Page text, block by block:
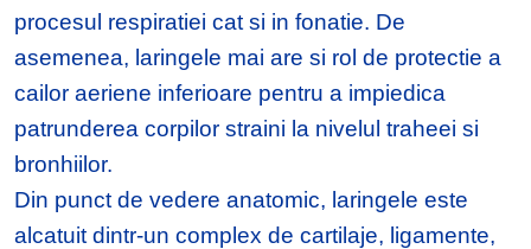
procesul respiratiei cat si in fonatie. De
asemenea, laringele mai are si rol de protectie a
cailor aeriene inferioare pentru a impiedica
patrunderea corpilor straini la nivelul traheei si
bronhiilor.
Din punct de vedere anatomic, laringele este
alcatuit dintr-un complex de cartilaje, ligamente,